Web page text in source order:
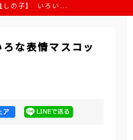
しの子】 いろい...
な表情マスコッ